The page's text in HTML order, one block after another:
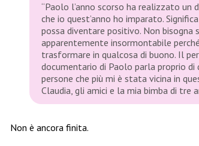
“Paolo l’anno scorso ha realizzato
che io quest’anno ho imparato.
possa diventare positivo. Non
apparentemente insormontabile
trasformare in qualcosa di buono. Il
documentario di Paolo parla proprio
persone che più mi è stata vicina in
Claudia, gli amici e la mia bimba di tre
Non è ancora finita.